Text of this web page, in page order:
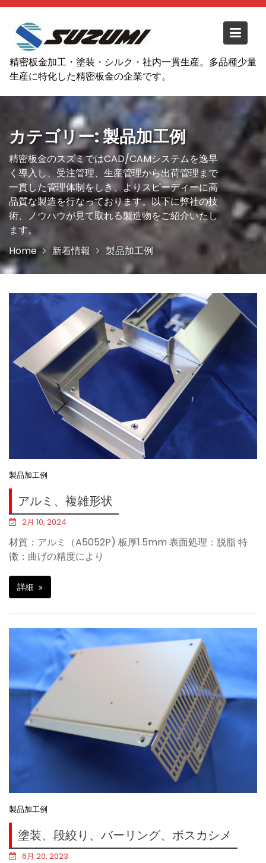
S
精密板金加工・塗装・シルク・社内一貫生産。多品種少量
生産に特化した精密板金の企業です。
カテゴリー: 製品加工例
精密板金のスズミではCAD/CAMシステムを逸早
く導入し、受注管理、生産管理から出荷管理まで
一貫した管理体制をしき、よりスピーディーに高
品質な製造を行なっております。以下に弊社の技
術、ノウハウが見て取れる製造物をご紹介いたし
ます。
Home
新着情報 製品加工例
製品加工例
アルミ、複雑形状
2月 10, 2024
材質：アルミ（A5052P) 板厚1.5mm 表面処理：脱脂 特
徴：曲げの精度により
詳細
製品加工例
塗装、段絞り、バーリング、ボスカシメ
6月 20, 2023